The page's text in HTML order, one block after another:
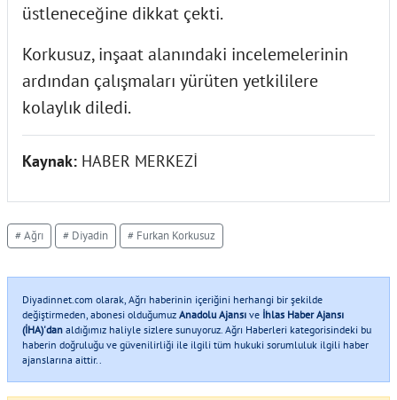
üstleneceğine dikkat çekti.
Korkusuz, inşaat alanındaki incelemelerinin
ardından çalışmaları yürüten yetkililere
kolaylık diledi.
Kaynak: HABER MERKEZİ
# Ağrı # Diyadin # Furkan Korkusuz
Diyadinnet.com olarak, Ağrı haberinin içeriğini herhangi bir şekilde
değiştirmeden, abonesi olduğumuz Anadolu Ajansı ve İhlas Haber Ajansı
(İHA)'dan aldığımız haliyle sizlere sunuyoruz. Ağrı Haberleri kategorisindeki bu
haberin doğruluğu ve güvenilirliği ile ilgili tüm hukuki sorumluluk ilgili haber
ajanslarına aittir..